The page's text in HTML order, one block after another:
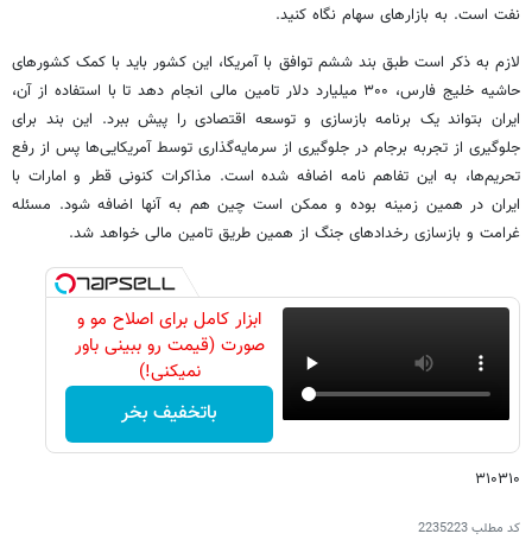
نفت است. به بازارهای سهام نگاه کنید.
لازم به ذکر است طبق بند ششم توافق با آمریکا، این کشور باید با کمک کشورهای
حاشیه خلیج فارس، ۳۰۰ میلیارد دلار تامین مالی انجام دهد تا با استفاده از آن،
ایران بتواند یک برنامه بازسازی و توسعه اقتصادی را پیش ببرد. این بند برای
جلوگیری از تجربه برجام در جلوگیری از سرمایه‌گذاری توسط آمریکایی‌ها پس از رفع
تحریم‌ها، به این تفاهم نامه اضافه شده است. مذاکرات کنونی قطر و امارات با
ایران در همین زمینه بوده و ممکن است چین هم به آنها اضافه شود. مسئله
غرامت و بازسازی رخدادهای جنگ از همین طریق تامین مالی خواهد شد.
ابزار کامل برای اصلاح مو و
صورت (قیمت رو ببینی باور
نمیکنی!)
باتخفیف بخر
۳۱۰۳۱۰
کد مطلب2235223